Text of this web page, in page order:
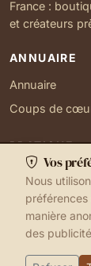
France :
et créateurs
ANNUAIRE
Annuaire
Coups de
PRATIQUE
Ma localisation
Gérer mes
1999-2026 ©
Vos
Nous
manière
des